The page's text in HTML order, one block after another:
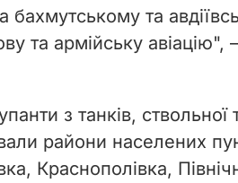
бахмутському та
та армійську авіацію", –
з танків, ствольної
райони населених
Краснополівка,